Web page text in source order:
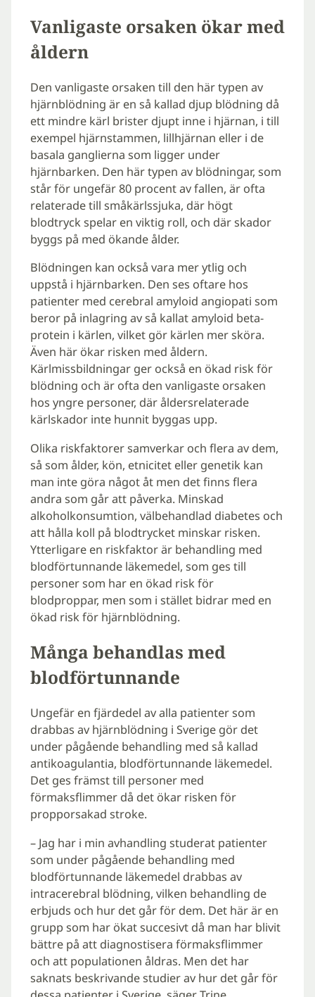
Vanligaste orsaken ökar med
åldern
Den vanligaste orsaken till den här typen av
hjärnblödning är en så kallad djup blödning då
ett mindre kärl brister djupt inne i hjärnan, i till
exempel hjärnstammen, lillhjärnan eller i de
basala ganglierna som ligger under
hjärnbarken. Den här typen av blödningar, som
står för ungefär 80 procent av fallen, är ofta
relaterade till småkärlssjuka, där högt
blodtryck spelar en viktig roll, och där skador
byggs på med ökande ålder.
Blödningen kan också vara mer ytlig och
uppstå i hjärnbarken. Den ses oftare hos
patienter med cerebral amyloid angiopati som
beror på inlagring av så kallat amyloid beta-
protein i kärlen, vilket gör kärlen mer sköra.
Även här ökar risken med åldern.
Kärlmissbildningar ger också en ökad risk för
blödning och är ofta den vanligaste orsaken
hos yngre personer, där åldersrelaterade
kärlskador inte hunnit byggas upp.
Olika riskfaktorer samverkar och flera av dem,
så som ålder, kön, etnicitet eller genetik kan
man inte göra något åt men det finns flera
andra som går att påverka. Minskad
alkoholkonsumtion, välbehandlad diabetes och
att hålla koll på blodtrycket minskar risken.
Ytterligare en riskfaktor är behandling med
blodförtunnande läkemedel, som ges till
personer som har en ökad risk för
blodproppar, men som i stället bidrar med en
ökad risk för hjärnblödning.
Många behandlas med
blodförtunnande
Ungefär en fjärdedel av alla patienter som
drabbas av hjärnblödning i Sverige gör det
under pågående behandling med så kallad
antikoagulantia, blodförtunnande läkemedel.
Det ges främst till personer med
förmaksflimmer då det ökar risken för
propporsakad stroke.
– Jag har i min avhandling studerat patienter
som under pågående behandling med
blodförtunnande läkemedel drabbas av
intracerebral blödning, vilken behandling de
erbjuds och hur det går för dem. Det här är en
grupp som har ökat succesivt då man har blivit
bättre på att diagnostisera förmaksflimmer
och att populationen åldras. Men det har
saknats beskrivande studier av hur det går för